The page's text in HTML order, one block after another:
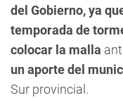
del Gobierno, ya
temporada de
colocar la malla
un aporte del
Sur provincial.